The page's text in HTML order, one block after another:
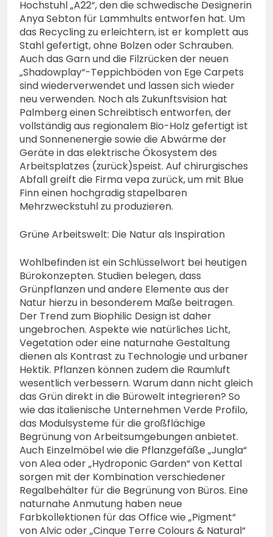
Hochstuhl „A22“, den die schwedische Designerin
Anya Sebton für Lammhults entworfen hat. Um
das Recycling zu erleichtern, ist er komplett aus
Stahl gefertigt, ohne Bolzen oder Schrauben.
Auch das Garn und die Filzrücken der neuen
„Shadowplay“-Teppichböden von Ege Carpets
sind wiederverwendet und lassen sich wieder
neu verwenden. Noch als Zukunftsvision hat
Palmberg einen Schreibtisch entworfen, der
vollständig aus regionalem Bio-Holz gefertigt ist
und Sonnenenergie sowie die Abwärme der
Geräte in das elektrische Ökosystem des
Arbeitsplatzes (zurück)speist. Auf chirurgisches
Abfall greift die Firma vepa zurück, um mit Blue
Finn einen hochgradig stapelbaren
Mehrzweckstuhl zu produzieren.
Grüne Arbeitswelt: Die Natur als Inspiration
Wohlbefinden ist ein Schlüsselwort bei heutigen
Bürokonzepten. Studien belegen, dass
Grünpflanzen und andere Elemente aus der
Natur hierzu in besonderem Maße beitragen.
Der Trend zum Biophilic Design ist daher
ungebrochen. Aspekte wie natürliches Licht,
Vegetation oder eine naturnahe Gestaltung
dienen als Kontrast zu Technologie und urbaner
Hektik. Pflanzen können zudem die Raumluft
wesentlich verbessern. Warum dann nicht gleich
das Grün direkt in die Bürowelt integrieren? So
wie das italienische Unternehmen Verde Profilo,
das Modulsysteme für die großflächige
Begrünung von Arbeitsumgebungen anbietet.
Auch Einzelmöbel wie die Pflanzgefäße „Jungla“
von Alea oder „Hydroponic Garden“ von Kettal
sorgen mit der Kombination verschiedener
Regalbehälter für die Begrünung von Büros. Eine
naturnahe Anmutung haben neue
Farbkollektionen für das Office wie „Pigment“
von Alvic oder „Cinque Terre Colours & Natural“